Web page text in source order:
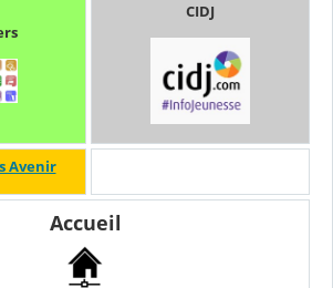
CIDJ
Avenir
Accueil